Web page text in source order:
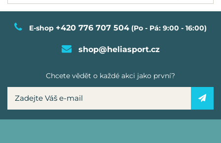
E-shop +420 776 707 504 (Po - Pá: 9:00 - 16:00)
shop@heliasport.cz
Chcete vědět o každé akci jako první?